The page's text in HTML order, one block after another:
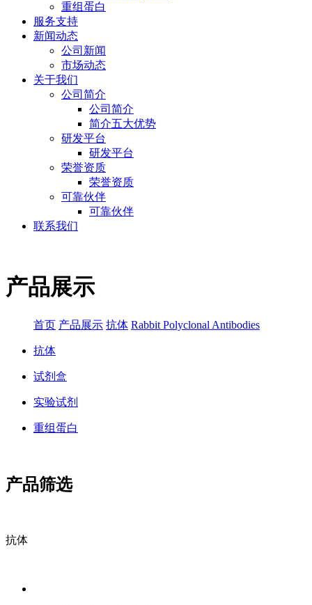
重组蛋白
服务支持
新闻动态
公司新闻
市场动态
关于我们
公司简介
公司简介
简介五大优势
研发平台
研发平台
荣誉资质
荣誉资质
可靠伙伴
可靠伙伴
联系我们
产品展示
首页 产品展示 抗体 Rabbit Polyclonal Antibodies
抗体
试剂盒
实验试剂
重组蛋白
产品筛选
抗体